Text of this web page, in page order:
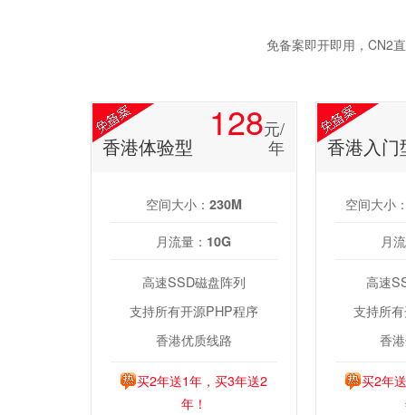
免备案即开即用，CN2
香港体验型
128元/
年
空间大小： 230M
月流量： 10G
高速SSD磁盘阵列
支持所有开源PHP程序
香港优质线路
买2年送1年，买3年送2
年！
香港入门
空间大小
月
高速
支持所
香
买2年